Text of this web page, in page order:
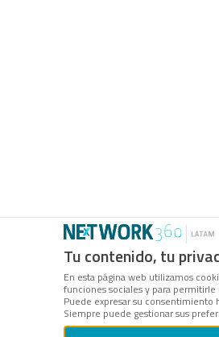
Tu contenido, tu
En esta página web utilizamos
funciones sociales y para
Puede expresar su consentimiento
Siempre puede gestionar sus